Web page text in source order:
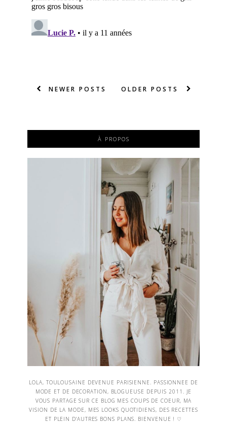
NEWER POSTS OLDER POSTS
À PROPOS
LOLA, TOULOUSAINE DEVENUE PARISIENNE. PASSIONNEE DE
MODE ET DE DECORATION, BLOGUEUSE DEPUIS 2011. JE
VOUS PARTAGE SUR CE BLOG MES COUPS DE COEUR, MA
VISION DE LA MODE, MES LOOKS QUOTIDIENS, DES RECETTES
ET PLEIN D'AUTRES BONS PLANS. BIENVENUE ! ♡